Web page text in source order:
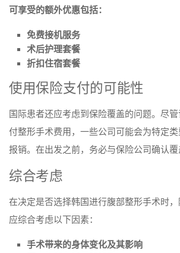
可享受的额外优惠包括：
免费接机服务
术后护理套餐
折扣住宿套餐
使用保险支付的可能性
国际患者还应考虑到保险覆盖的问题。尽
付整形手术费用，一些公司可能会为特定
报销。在出发之前，务必与保险公司确认覆
综合考虑
在决定是否选择韩国进行腹部整形手术时
应综合考虑以下因素：
手术带来的身体变化及其影响